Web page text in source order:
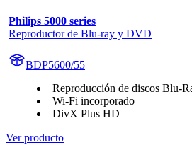
Philips 5000 series
Reproductor de Blu-ray y DVD
BDP5600/55
Reproducción de discos Blu-
Wi-Fi incorporado
DivX Plus HD
Ver producto